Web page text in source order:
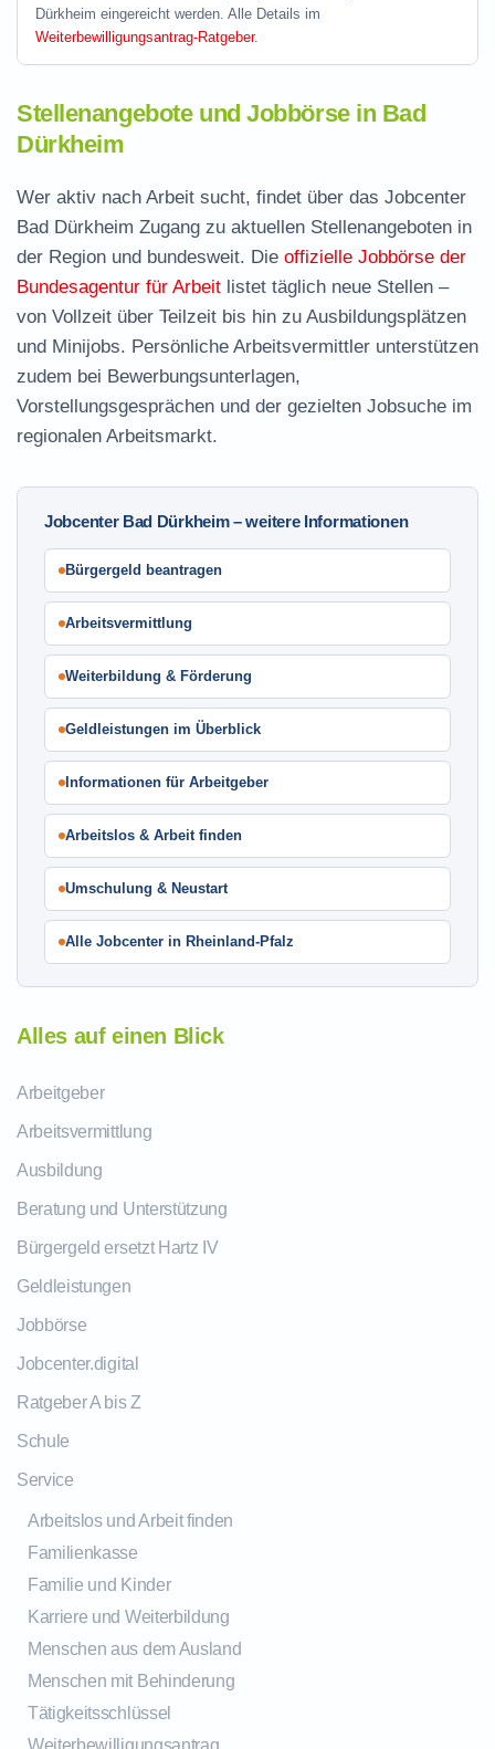
Dürkheim eingereicht werden. Alle Details im
Weiterbewilligungsantrag-Ratgeber.
Stellenangebote und Jobbörse in Bad
Dürkheim
Wer aktiv nach Arbeit sucht, findet über das Jobcenter
Bad Dürkheim Zugang zu aktuellen Stellenangeboten in
der Region und bundesweit. Die offizielle Jobbörse der
Bundesagentur für Arbeit listet täglich neue Stellen –
von Vollzeit über Teilzeit bis hin zu Ausbildungsplätzen
und Minijobs. Persönliche Arbeitsvermittler unterstützen
zudem bei Bewerbungsunterlagen,
Vorstellungsgesprächen und der gezielten Jobsuche im
regionalen Arbeitsmarkt.
Jobcenter Bad Dürkheim – weitere Informationen
Bürgergeld beantragen
Arbeitsvermittlung
Weiterbildung & Förderung
Geldleistungen im Überblick
Informationen für Arbeitgeber
Arbeitslos & Arbeit finden
Umschulung & Neustart
Alle Jobcenter in Rheinland-Pfalz
Alles auf einen Blick
Arbeitgeber
Arbeitsvermittlung
Ausbildung
Beratung und Unterstützung
Bürgergeld ersetzt Hartz IV
Geldleistungen
Jobbörse
Jobcenter.digital
Ratgeber A bis Z
Schule
Service
Arbeitslos und Arbeit finden
Familienkasse
Familie und Kinder
Karriere und Weiterbildung
Menschen aus dem Ausland
Menschen mit Behinderung
Tätigkeitsschlüssel
Weiterbewilligungsantrag